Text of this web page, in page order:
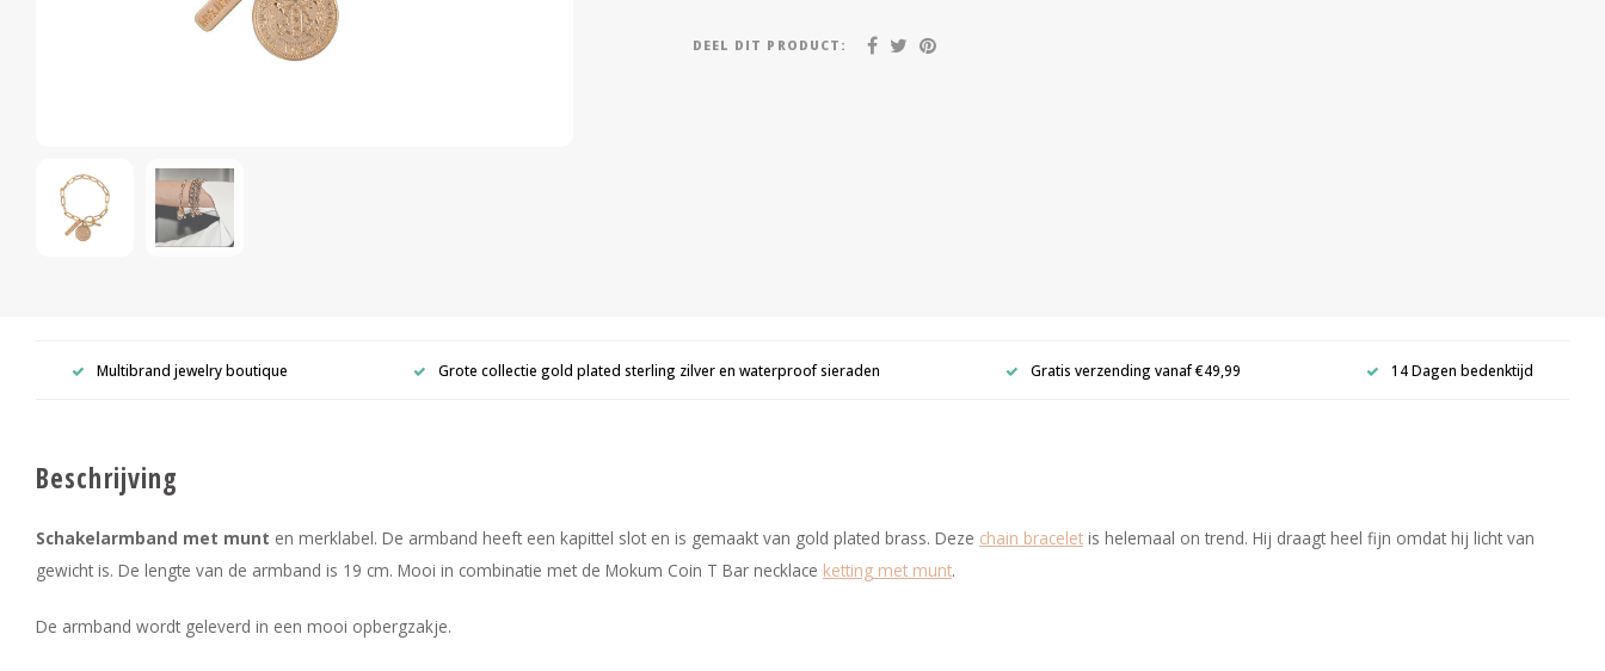
DEEL DIT PRODUCT:
Multibrand jewelry boutique Grote collectie gold plated sterling zilver en waterproof sieraden Gratis verzending vanaf €49,99 14 Dagen bedenktijd
Beschrijving
Schakelarmband met munt en merklabel. De armband heeft een kapittel slot en is gemaakt van gold plated brass. Deze chain bracelet is helemaal on trend. Hij draagt heel fijn omdat hij licht van
gewicht is. De lengte van de armband is 19 cm. Mooi in combinatie met de Mokum Coin T Bar necklace ketting met munt.
De armband wordt geleverd in een mooi opbergzakje.